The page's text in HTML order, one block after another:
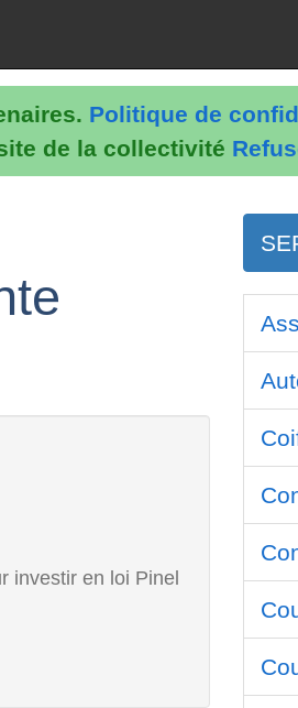
Politique de
de la collectivité
investir en loi Pinel